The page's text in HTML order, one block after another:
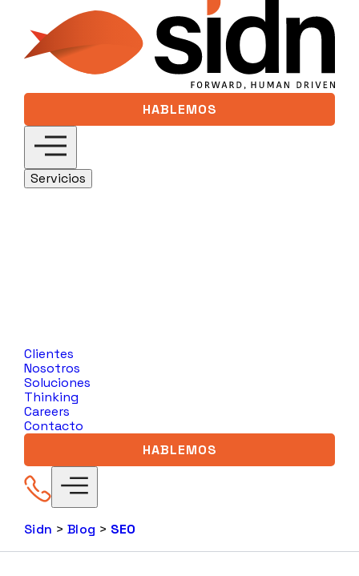
HABLEMOS
Servicios
Clientes
Nosotros
Soluciones
Thinking
Careers
Contacto
HABLEMOS
Sidn > Blog > SEO